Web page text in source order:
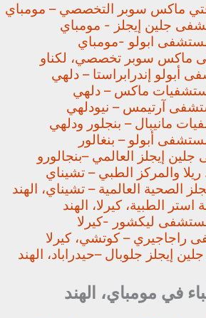
ماكس سوبر التخصصي – مومباي
جلين إيجلز - مومباي
ابولو -مومباي
ماكس سوبر تخصصي، لكناو
أبولو إندرابراستا – دلهي
ماكس – دلهي
آرتيمس – نيودلهي
مانيبال – بنجلور ودلهي
أبولو – بنغالور
إيجلز العالمي –بنجالورو
والمركز الطبي – تشيناي
الصحية العالمية – تشيناي، الهند
استر الطبية، كيرلا، الهند
ليكشور -كيرلا
راجاجيري – كوتشي، كيرلا
إيجلز جلوبال –حيدراباد، الهند
في مومباي، الهند